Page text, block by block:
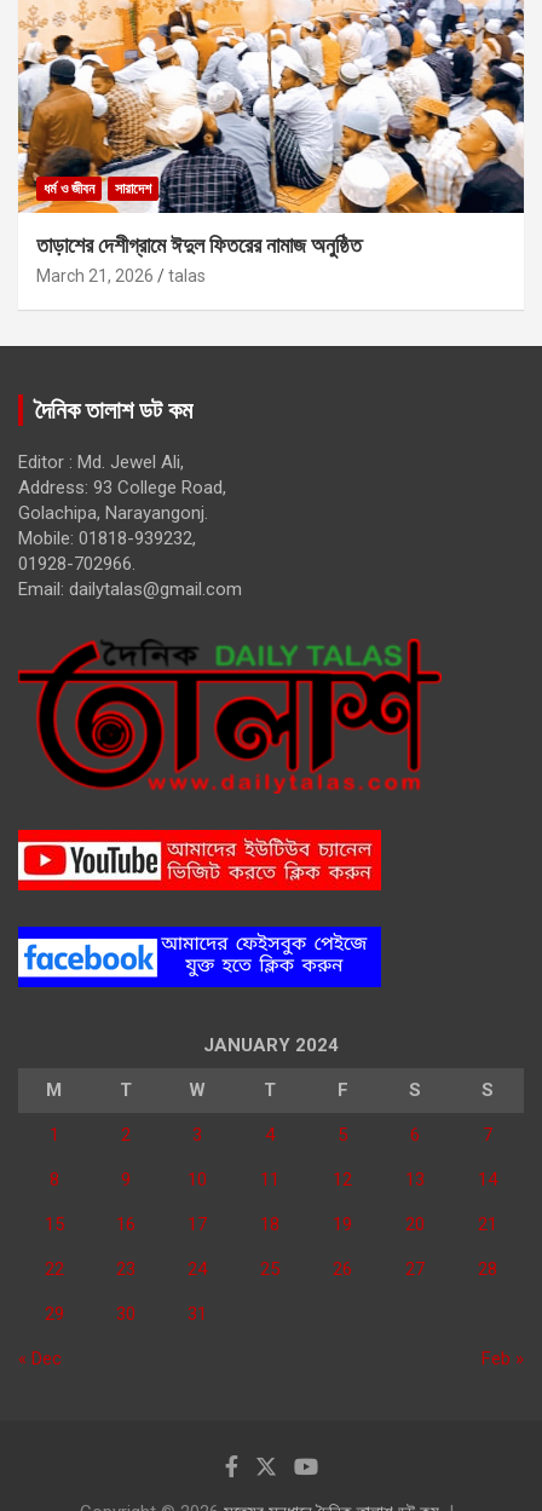
ধর্ম ও জীবন সারাদেশ
তাড়াশের দেশীগ্রামে ঈদুল ফিতরের নামাজ অনুষ্ঠিত
March 21, 2026 talas
দৈনিক তালাশ ডট কম
Editor : Md. Jewel Ali,
Address: 93 College Road,
Golachipa, Narayangonj.
Mobile: 01818-939232,
01928-702966.
Email: dailytalas@gmail.com
JANUARY 2024
M T W T F S S
1 2 3 4 5 6 7
8 9 10 11 12 13 14
15 16 17 18 19 20 21
22 23 24 25 26 27 28
29 30 31
« Dec Feb »